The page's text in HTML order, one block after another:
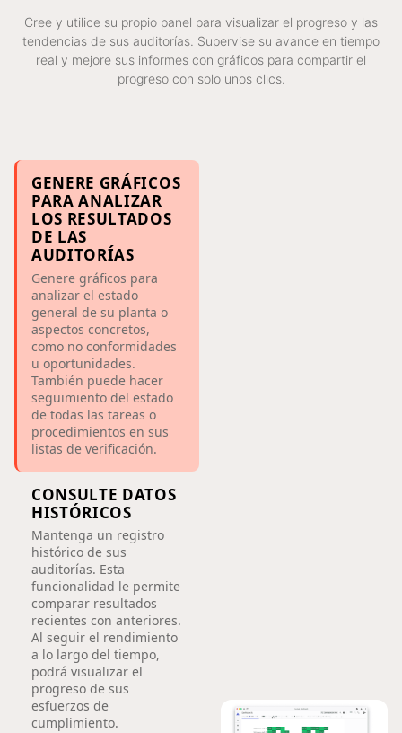
Cree y utilice su propio panel para visualizar el progreso y las
tendencias de sus auditorías. Supervise su avance en tiempo
real y mejore sus informes con gráficos para compartir el
progreso con solo unos clics.
GENERE GRÁFICOS
PARA ANALIZAR
LOS RESULTADOS
DE LAS
AUDITORÍAS
Genere gráficos para
analizar el estado
general de su planta o
aspectos concretos,
como no conformidades
u oportunidades.
También puede hacer
seguimiento del estado
de todas las tareas o
procedimientos en sus
listas de verificación.
CONSULTE DATOS
HISTÓRICOS
Mantenga un registro
histórico de sus
auditorías. Esta
funcionalidad le permite
comparar resultados
recientes con anteriores.
Al seguir el rendimiento
a lo largo del tiempo,
podrá visualizar el
progreso de sus
esfuerzos de
cumplimiento.